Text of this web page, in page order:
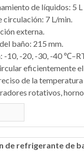
de líquidos: 5 L
circulación: 7 L/min.
externa.
baño: 215 mm.
-10, -20, -30, -40
eficientemente
de la
rotativos,
de refrigerante de